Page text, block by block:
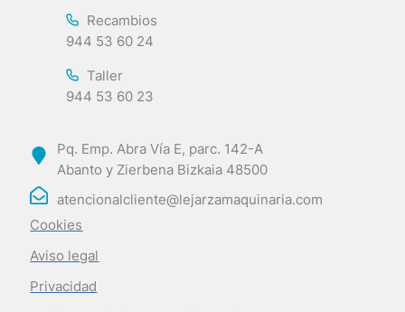
Recambios
944 53 60 24
Taller
944 53 60 23
Pq. Emp. Abra Vía E, parc. 142-A
Abanto y Zierbena Bizkaia 48500
atencionalcliente@lejarzamaquinaria.com
Cookies
Aviso legal
Privacidad